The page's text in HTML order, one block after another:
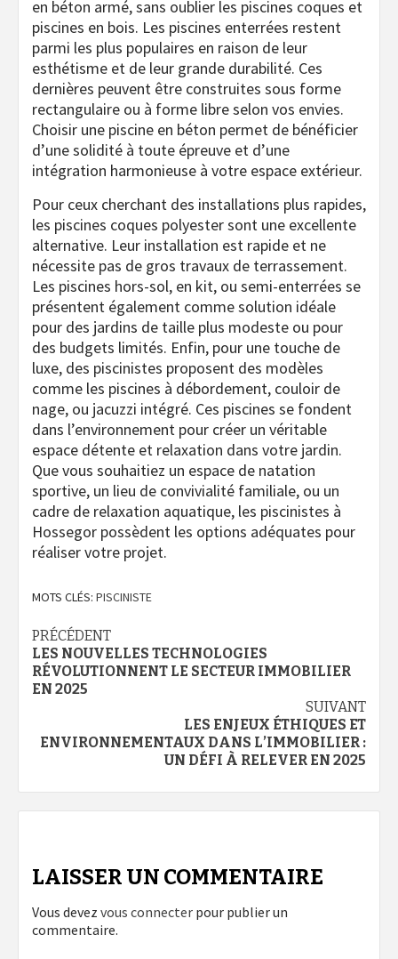
en béton armé, sans oublier les piscines coques et
piscines en bois. Les piscines enterrées restent
parmi les plus populaires en raison de leur
esthétisme et de leur grande durabilité. Ces
dernières peuvent être construites sous forme
rectangulaire ou à forme libre selon vos envies.
Choisir une piscine en béton permet de bénéficier
d’une solidité à toute épreuve et d’une
intégration harmonieuse à votre espace extérieur.
Pour ceux cherchant des installations plus rapides,
les piscines coques polyester sont une excellente
alternative. Leur installation est rapide et ne
nécessite pas de gros travaux de terrassement.
Les piscines hors-sol, en kit, ou semi-enterrées se
présentent également comme solution idéale
pour des jardins de taille plus modeste ou pour
des budgets limités. Enfin, pour une touche de
luxe, des piscinistes proposent des modèles
comme les piscines à débordement, couloir de
nage, ou jacuzzi intégré. Ces piscines se fondent
dans l’environnement pour créer un véritable
espace détente et relaxation dans votre jardin.
Que vous souhaitiez un espace de natation
sportive, un lieu de convivialité familiale, ou un
cadre de relaxation aquatique, les piscinistes à
Hossegor possèdent les options adéquates pour
réaliser votre projet.
MOTS CLÉS: PISCINISTE
Navigation
d’article
PRÉCÉDENT
LES NOUVELLES TECHNOLOGIES
RÉVOLUTIONNENT LE SECTEUR IMMOBILIER
EN 2025
SUIVANT
LES ENJEUX ÉTHIQUES ET
ENVIRONNEMENTAUX DANS L’IMMOBILIER :
UN DÉFI À RELEVER EN 2025
LAISSER UN COMMENTAIRE
Vous devez vous connecter pour publier un
commentaire.